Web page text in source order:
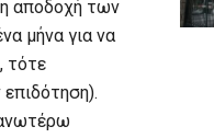
η αποδοχή των
μήνα για να
τότε